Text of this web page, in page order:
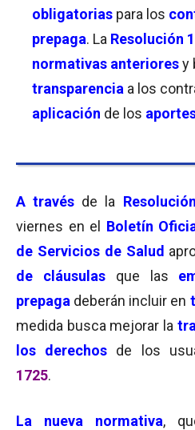
obligatorias para los
prepaga. La Resolución
normativas anterioresy
transparencia a los
aplicación de los
A través de la Resolución
viernes en el
Boletín
de Servicios de Salud
de cláusulasque las
prepaga deberán incluir en
medida busca mejorar la
los derechos de los
1725.
La nueva normativa,